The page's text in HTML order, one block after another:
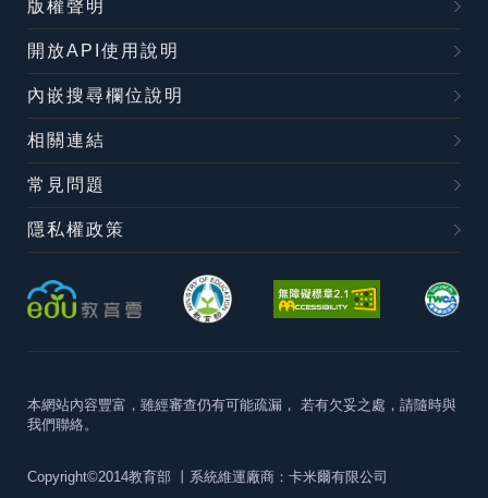
版權聲明
開放API使用說明
內嵌搜尋欄位說明
相關連結
常見問題
隱私權政策
本網站內容豐富，雖經審查仍有可能疏漏， 若有欠妥之處，請隨時與
我們聯絡。
Copyright©2014教育部 丨系統維運廠商：卡米爾有限公司